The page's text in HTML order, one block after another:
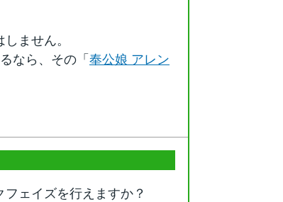
ません。
なら、その「 奉公娘 アレン
ェイズを行えますか？